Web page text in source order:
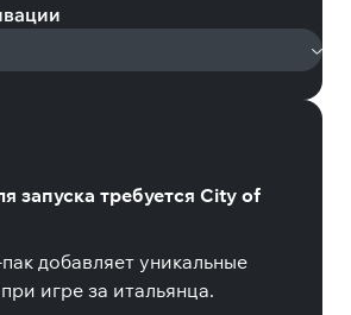
запуска требуется City of
добавляет уникальные
игре за итальянца.